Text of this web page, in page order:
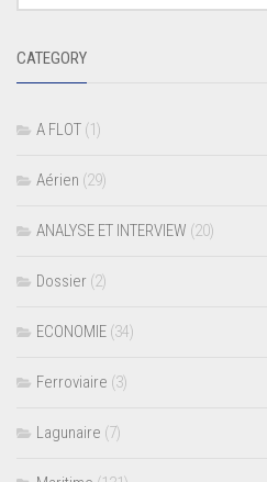
CATEGORY
A FLOT (1)
Aérien (29)
ANALYSE ET INTERVIEW (20)
Dossier (2)
ECONOMIE (34)
Ferroviaire (3)
Lagunaire (7)